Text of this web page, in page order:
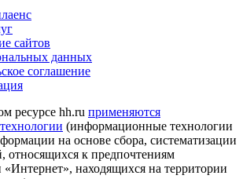
сайтов
данных
соглашение
ресурсе hh.ru применяются
(информационные технологии
на основе сбора, систематизации
относящихся к предпочтениям
«Интернет», находящихся на территории